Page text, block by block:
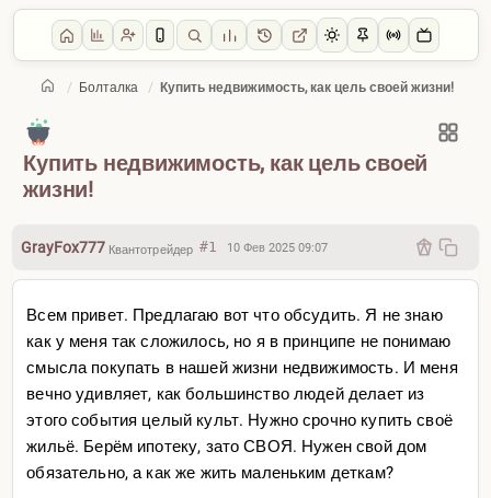
/ Болталка / Купить недвижимость, как цель своей жизни!
Главная
Купить недвижимость, как цель своей
жизни!
GrayFox777 Квантотрейдер #1 10 Фев 2025 09:07
Всем привет. Предлагаю вот что обсудить. Я не знаю
как у меня так сложилось, но я в принципе не понимаю
смысла покупать в нашей жизни недвижимость. И меня
вечно удивляет, как большинство людей делает из
этого события целый культ. Нужно срочно купить своё
жильё. Берём ипотеку, зато СВОЯ. Нужен свой дом
обязательно, а как же жить маленьким деткам?